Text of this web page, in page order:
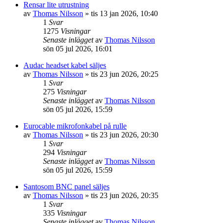
Rensar lite utrustning
av Thomas Nilsson » tis 13 jan 2026, 10:40
1 Svar
1275 Visningar
Senaste inläggetav Thomas Nilsson
sön 05 jul 2026, 16:01
Audac headset kabel säljes
av Thomas Nilsson » tis 23 jun 2026, 20:25
1 Svar
275 Visningar
Senaste inläggetav Thomas Nilsson
sön 05 jul 2026, 15:59
Eurocable mikrofonkabel på rulle
av Thomas Nilsson » tis 23 jun 2026, 20:30
1 Svar
294 Visningar
Senaste inläggetav Thomas Nilsson
sön 05 jul 2026, 15:59
Santosom BNC panel säljes
av Thomas Nilsson » tis 23 jun 2026, 20:35
1 Svar
335 Visningar